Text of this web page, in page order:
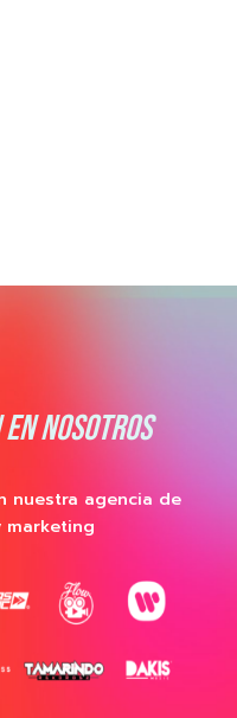
NOSOTROS
nuestra agencia de
marketing